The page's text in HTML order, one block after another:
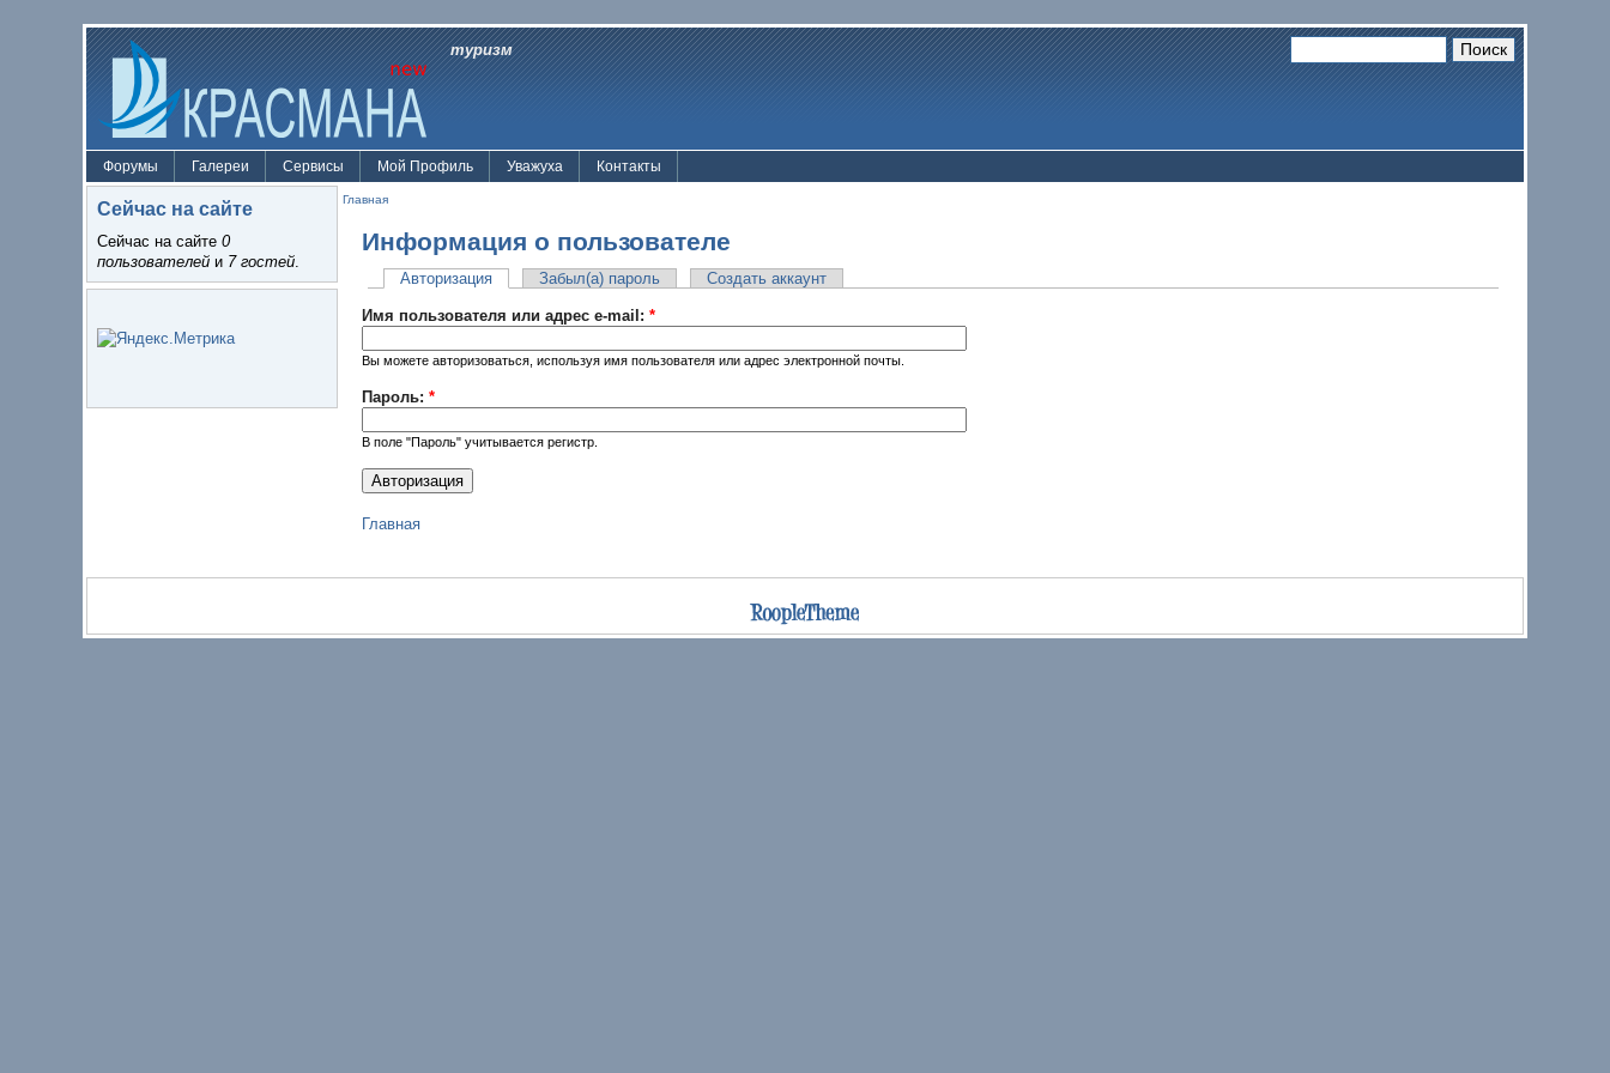
туризм
Форумы Галереи Сервисы Мой Профиль Уважуха Контакты
Сейчас на сайте
Сейчас на сайте 0
пользователей и 7 гостей.
Главная
Информация о пользователе
Авторизация Забыл(а) пароль Создать аккаунт
Имя пользователя или адрес e-mail: *
Вы можете авторизоваться, используя имя пользователя или адрес электронной почты.
Пароль: *
В поле "Пароль" учитывается регистр.
Главная